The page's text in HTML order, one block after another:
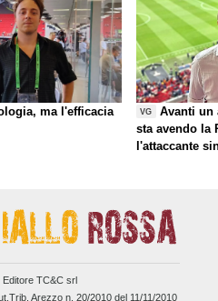
ma l'efficacia VG
Avanti un
sta avendo la
l'attaccante
Editore TC&C srl
Arezzo n. 20/2010 del 11/11/2010